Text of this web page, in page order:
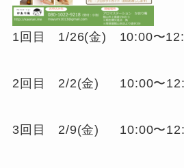
1回目 1/26(金) 10:00〜
2回目 2/2(金) 10:00〜
3回目 2/9(金) 10:00〜